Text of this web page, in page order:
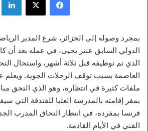
بمجرد وصوله إلى الجزائر، شرع المدير
الدولي السابق عنتر يحيى، في عمله بعد أن
الذي تم توظيفه قبل ثلاثة أشهر، واستحال
العاصمة بسبب توقف الرحلات الجوية. ويعلم
ملفات كثيرة في انتظاره، وهو الذي التحق
بمقر إقامته بالمدرسة العليا للفندقة التي
فرنسا بمفرده، في انتظار التحاق المدرب
الفني في الأيام القادمة.